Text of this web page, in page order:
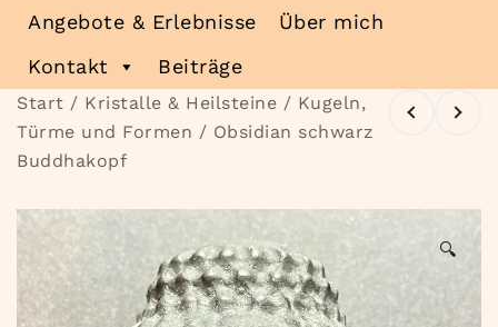
Angebote & Erlebnisse
Über mich
Kontakt
Beiträge
Start / Kristalle & Heilsteine / Kugeln,
Türme und Formen / Obsidian schwarz
Buddhakopf
🔍